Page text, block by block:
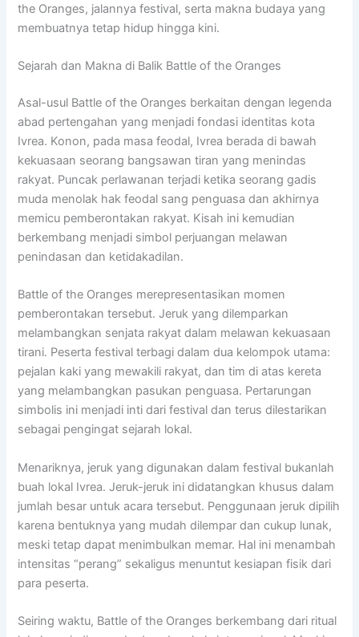
the Oranges, jalannya festival, serta makna budaya yang
membuatnya tetap hidup hingga kini.
Sejarah dan Makna di Balik Battle of the Oranges
Asal-usul Battle of the Oranges berkaitan dengan legenda
abad pertengahan yang menjadi fondasi identitas kota
Ivrea. Konon, pada masa feodal, Ivrea berada di bawah
kekuasaan seorang bangsawan tiran yang menindas
rakyat. Puncak perlawanan terjadi ketika seorang gadis
muda menolak hak feodal sang penguasa dan akhirnya
memicu pemberontakan rakyat. Kisah ini kemudian
berkembang menjadi simbol perjuangan melawan
penindasan dan ketidakadilan.
Battle of the Oranges merepresentasikan momen
pemberontakan tersebut. Jeruk yang dilemparkan
melambangkan senjata rakyat dalam melawan kekuasaan
tirani. Peserta festival terbagi dalam dua kelompok utama:
pejalan kaki yang mewakili rakyat, dan tim di atas kereta
yang melambangkan pasukan penguasa. Pertarungan
simbolis ini menjadi inti dari festival dan terus dilestarikan
sebagai pengingat sejarah lokal.
Menariknya, jeruk yang digunakan dalam festival bukanlah
buah lokal Ivrea. Jeruk-jeruk ini didatangkan khusus dalam
jumlah besar untuk acara tersebut. Penggunaan jeruk dipilih
karena bentuknya yang mudah dilempar dan cukup lunak,
meski tetap dapat menimbulkan memar. Hal ini menambah
intensitas “perang” sekaligus menuntut kesiapan fisik dari
para peserta.
Seiring waktu, Battle of the Oranges berkembang dari ritual